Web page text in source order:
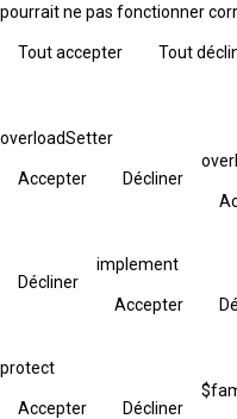
pourrait ne pas fonctionner
Tout accepter Tout
overloadSetter
Accepter Décliner
Décliner
implement
Accepter
protect
Accepter Décliner